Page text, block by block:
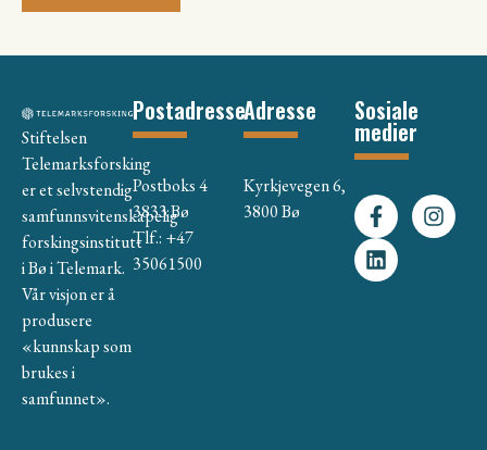
Stiftelsen
Telemarksforsking
er et selvstendig
samfunnsvitenskapelig
forskingsinstitutt
i Bø i Telemark.
Vår visjon er å
produsere
«kunnskap som
brukes i
samfunnet».
Postadresse
Postboks 4
3833 Bø
Tlf.: +47
35061500
Adresse
Kyrkjevegen 6,
3800 Bø
Sosiale
medier